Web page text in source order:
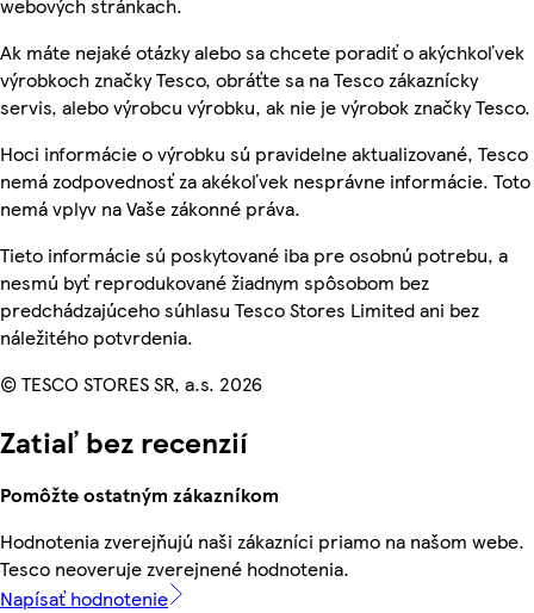
Ak máte nejaké otázky alebo sa chcete poradiť o akýchkoľvek
výrobkoch značky Tesco, obráťte sa na Tesco zákaznícky
servis, alebo výrobcu výrobku, ak nie je výrobok značky Tesco.
Hoci informácie o výrobku sú pravidelne aktualizované, Tesco
nemá zodpovednosť za akékoľvek nesprávne informácie. Toto
nemá vplyv na Vaše zákonné práva.
Tieto informácie sú poskytované iba pre osobnú potrebu, a
nesmú byť reprodukované žiadnym spôsobom bez
predchádzajúceho súhlasu Tesco Stores Limited ani bez
náležitého potvrdenia.
© TESCO STORES SR, a.s. 2026
Zatiaľ bez recenzií
Pomôžte ostatným zákazníkom
Hodnotenia zverejňujú naši zákazníci priamo na našom webe.
Tesco neoveruje zverejnené hodnotenia.
Napísať hodnotenie